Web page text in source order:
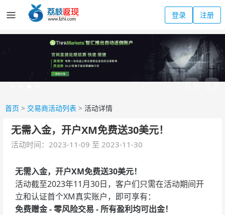
登录 注册
首页 > 交易商活动列表 > 活动详情
无需入金，开户XM免费送30美元！
活动时间：2023-11-09 至 2023-11-30
无需入金，开户XM免费送30美元！
活动截至2023年11月30日，客户们只需在活动期间开
立和认证首个XM真实账户，即可享有：
免费赠金 - 零风险交易 - 所有盈利均可出金！